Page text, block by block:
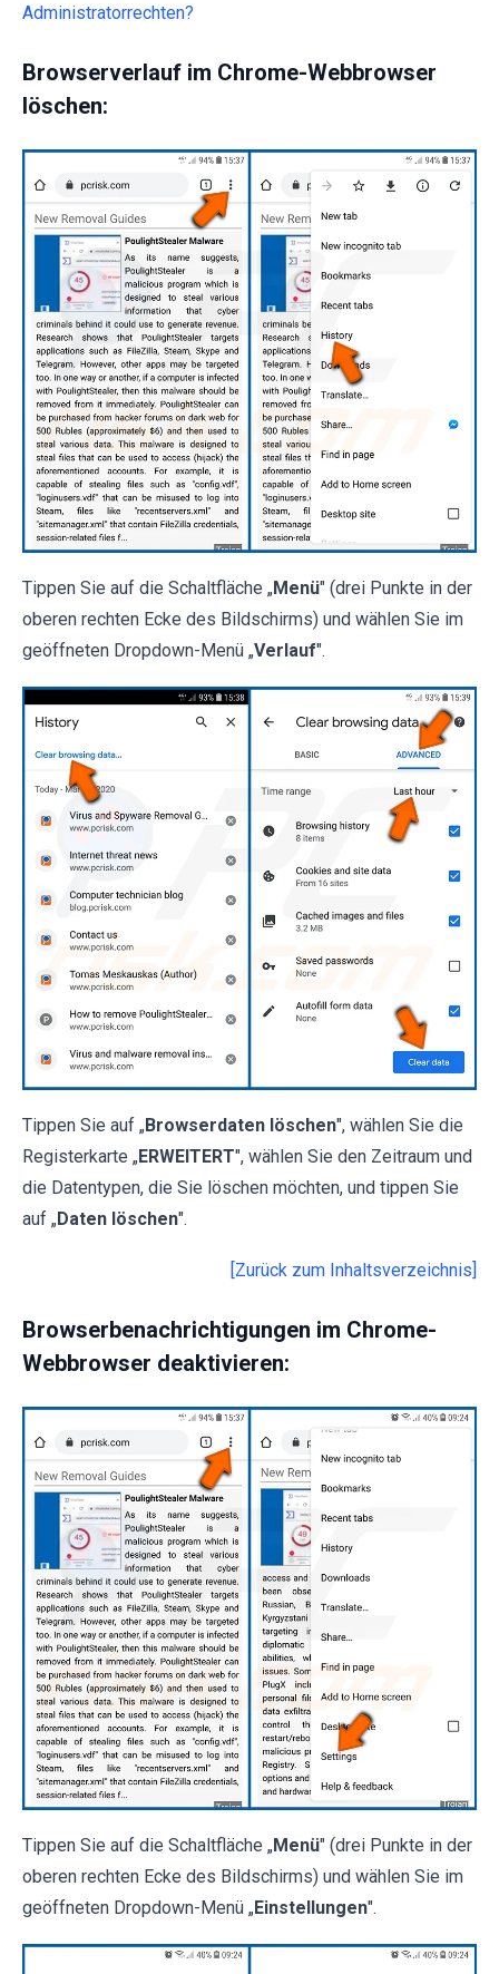
Administratorrechten?
Browserverlauf im Chrome-Webbrowser
löschen:
Tippen Sie auf die Schaltfläche „Menü" (drei Punkte in der
oberen rechten Ecke des Bildschirms) und wählen Sie im
geöffneten Dropdown-Menü „Verlauf".
Tippen Sie auf „Browserdaten löschen", wählen Sie die
Registerkarte „ERWEITERT", wählen Sie den Zeitraum und
die Datentypen, die Sie löschen möchten, und tippen Sie
auf „Daten löschen".
[Zurück zum Inhaltsverzeichnis]
Browserbenachrichtigungen im Chrome-
Webbrowser deaktivieren:
Tippen Sie auf die Schaltfläche „Menü" (drei Punkte in der
oberen rechten Ecke des Bildschirms) und wählen Sie im
geöffneten Dropdown-Menü „Einstellungen".